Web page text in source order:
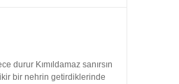
durur Kımıldamaz sanırsın
bir nehrin getirdiklerinde